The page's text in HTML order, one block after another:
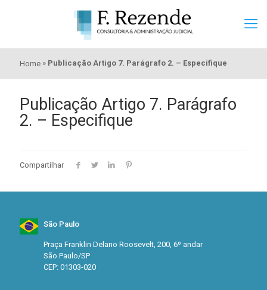
Home » Publicação Artigo 7. Parágrafo 2. – Especifique
Publicação Artigo 7. Parágrafo
2. – Especifique
Compartilhar
São Paulo
Praça Franklin Delano Roosevelt, 200, 6º andar
São Paulo/SP
CEP: 01303-020